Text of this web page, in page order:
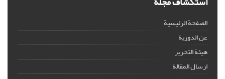
الصفحة الرئيسية
عن الدورية
هيئة التحرير
ارسال المقالة